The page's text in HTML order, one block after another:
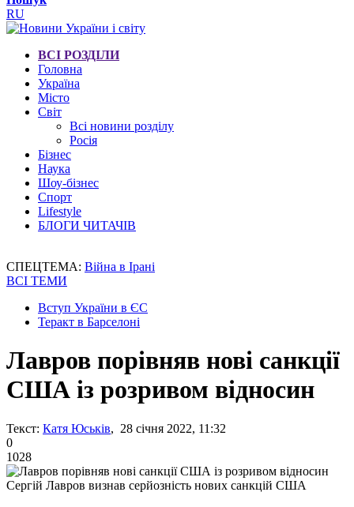
RU
ВСІ РОЗДІЛИ
Головна
Україна
Місто
Світ
Всі новини розділу
Росія
Бізнес
Наука
Шоу-бізнес
Спорт
Lifestyle
БЛОГИ ЧИТАЧІВ
СПЕЦТЕМА: Війна в Ірані
ВСІ ТЕМИ
Вступ України в ЄС
Теракт в Барселоні
Лавров порівняв нові санкції
США із розривом відносин
Текст: Катя Юськів, 28 січня 2022, 11:32
0
1028
Сергій Лавров визнав серйозність нових санкцій США